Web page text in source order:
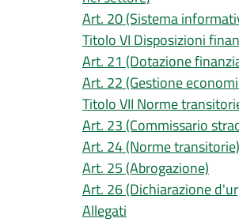
Art. 20 (Sistema
Titolo VI Disposizioni
Art. 21 (Dotazione
Art. 22 (Gestione
Titolo VII Norme
Art. 23 (Commissario
Art. 24 (Norme transitorie)
Art. 25 (Abrogazione)
Art. 26 (Dichiarazione
Allegati